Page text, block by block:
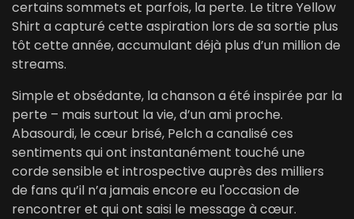
certains sommets et parfois, la perte. Le titre Yellow
Shirt a capturé cette aspiration lors de sa sortie plus
tôt cette année, accumulant déjà plus d’un million de
streams.
Simple et obsédante, la chanson a été inspirée par la
perte – mais surtout la vie, d’un ami proche.
Abasourdi, le cœur brisé, Pelch a canalisé ces
sentiments qui ont instantanément touché une
corde sensible et introspective auprès des milliers
de fans qu’il n’a jamais encore eu l'occasion de
rencontrer et qui ont saisi le message à cœur.